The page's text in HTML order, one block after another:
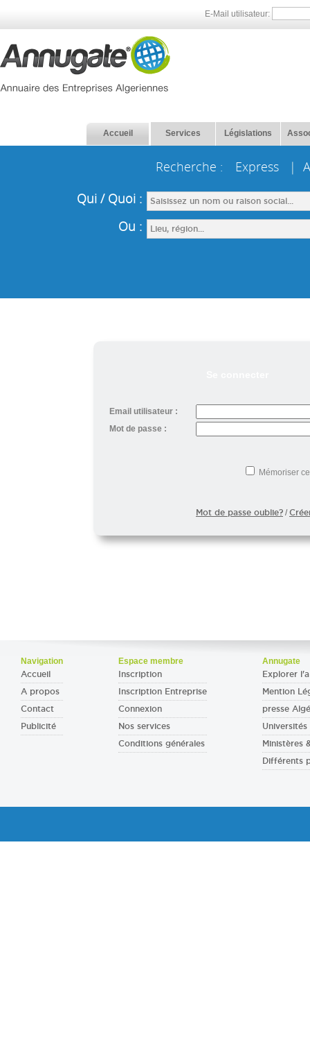
E-Mail utilisateur:
Accueil Services Législations
Email utilisateur :
Mot de passe :
Mémoriser
Mot de passe oublie? /
Navigation
Accueil
A propos
Contact
Publicité
Espace membre
Inscription
Inscription Entreprise
Connexion
Nos services
Conditions générales
Annugate
Explorer
Mention
presse
Ministères
Différents